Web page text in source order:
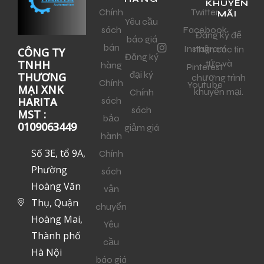
CÔNG TY
TNHH
THƯƠNG
MẠI XNK
HARITA
MST :
0109063449
Số 3E, tổ 9A,
Phường
Hoàng Văn
Thụ, Quận
Hoàng Mai,
Thành phố
Hà Nội
Chính
sách
bán
hàng
Chính
sách
bảo
hành
Chính
sách
vận
chuyển
Yêu
cầu
báo giá
Yêu cầu
báo giá
Đăng ký
đại ký
Chính
sách
giảm giá
Twitter
Facebook
Instagram
Pinterest
Youtube
KHUYẾN
MÃI
Đăng ký để
nhận các tin
tức và
chương trình
khuyến mại.